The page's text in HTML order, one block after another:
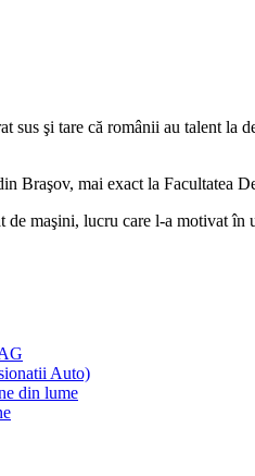
sus şi tare că românii au talent la
Braşov, mai exact la Facultatea
maşini, lucru care l-a motivat
Auto)
din lume